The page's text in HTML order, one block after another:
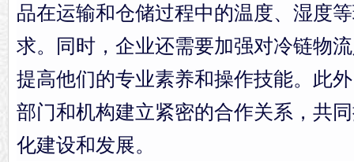
品在运输和仓储过程中的温度、湿度
求。同时，企业还需要加强对冷链物
提高他们的专业素养和操作技能。此
部门和机构建立紧密的合作关系，共
化建设和发展。